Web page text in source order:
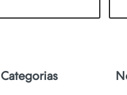
Categorias